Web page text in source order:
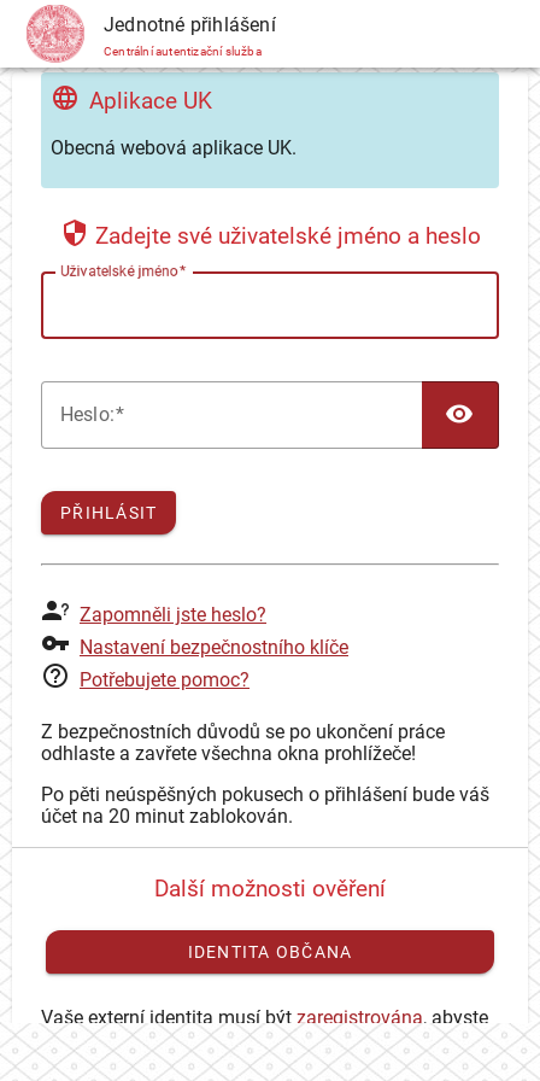
CAS Jednotné přihlášení
Centrální autentizační služba
Aplikace UK
Obecná webová aplikace UK.
Zadejte své uživatelské jméno a heslo
Uživatelské jméno
Heslo:
PŘIHLÁSIT
Zapomněli jste heslo?
Nastavení bezpečnostního klíče
Potřebujete pomoc?
Z bezpečnostních důvodů se po ukončení práce
odhlaste a zavřete všechna okna prohlížeče!
Po pěti neúspěšných pokusech o přihlášení bude váš
účet na 20 minut zablokován.
Další možnosti ověření
IDENTITA OBČANA
Vaše externí identita musí být zaregistrována, abyste
se mohli přihlásit ke svému CAS účtu.